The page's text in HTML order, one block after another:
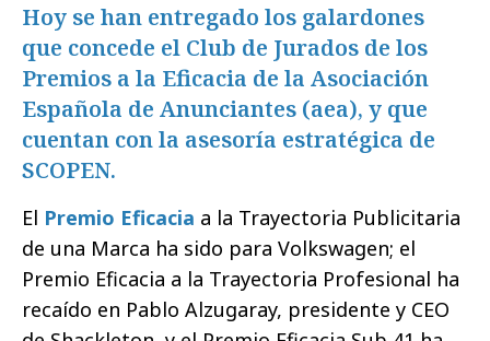
Hoy se han entregado los galardones
que concede el Club de Jurados de los
Premios a la Eficacia de la Asociación
Española de Anunciantes (aea), y que
cuentan con la asesoría estratégica de
SCOPEN.
El Premio Eficacia a la Trayectoria Publicitaria
de una Marca ha sido para Volkswagen; el
Premio Eficacia a la Trayectoria Profesional ha
recaído en Pablo Alzugaray, presidente y CEO